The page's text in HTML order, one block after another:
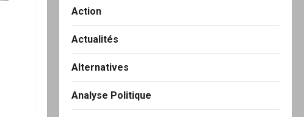
Action
Actualités
Alternatives
Analyse Politique